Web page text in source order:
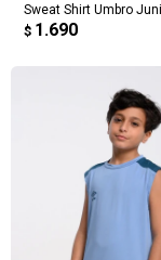
Sweat Shirt Umbro
$ 1.690